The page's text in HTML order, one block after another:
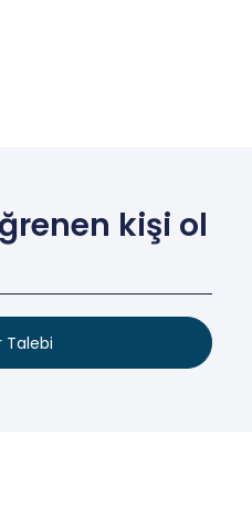
kişi ol
Talebi